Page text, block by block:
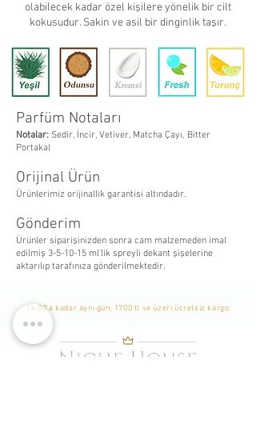
olabilecek kadar özel kişilere yönelik bir cilt
kokusudur. Sakin ve asil bir dinginlik taşır.
Parfüm Notaları
Notalar: Sedir, İncir, Vetiver, Matcha Çayı, Bitter
Portakal
Orijinal Ürün
Ürünlerimiz orijinallik garantisi altındadır.
Gönderim
Ürünler siparişinizden sonra cam malzemeden imal
edilmiş 3-5-10-15 ml’lik spreyli dekant şişelerine
aktarılıp tarafınıza gönderilmektedir.
14:00'a kadar aynı gün, 1700 tl ve üzeri ücretsiz kargo